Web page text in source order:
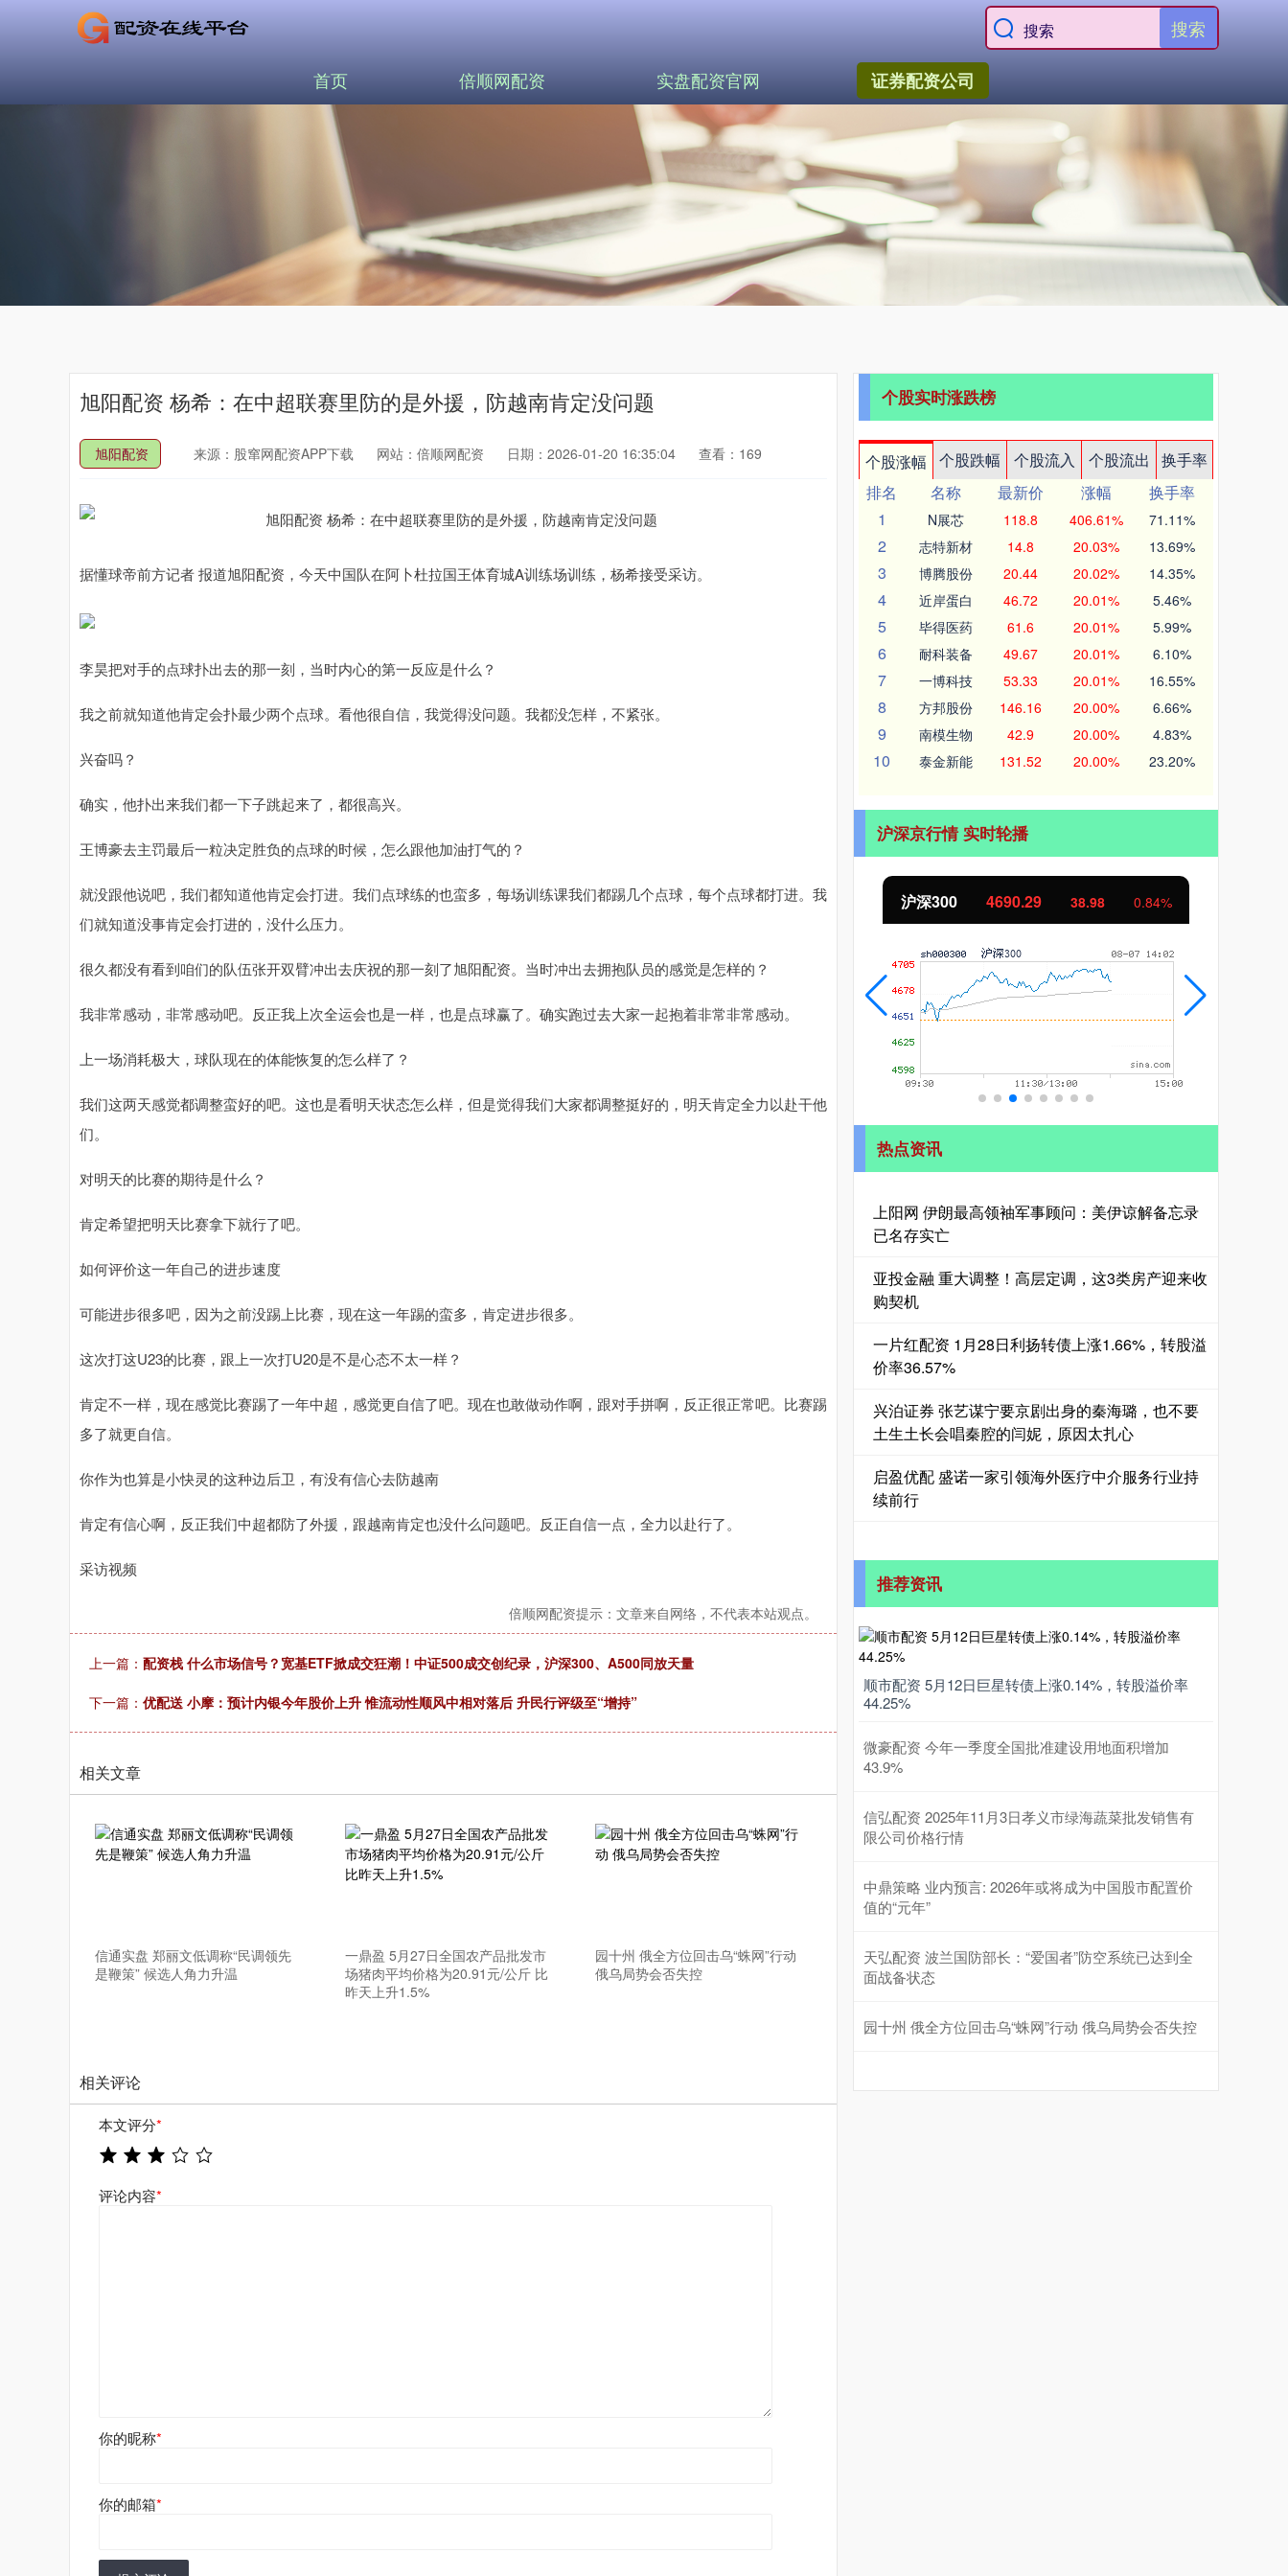
搜索
首页 倍顺网配资 实盘配资官网 证券配资公司
旭阳配资 杨希：在中超联赛里防的是外援，防越南肯定没问题
旭阳配资 来源：股窜网配资APP下载 网站：倍顺网配资 日期：2026-01-20 16:35:04 查看：169
据懂球帝前方记者 报道旭阳配资，今天中国队在阿卜杜拉国王体育城A训练场训练，杨希接受采访。
李昊把对手的点球扑出去的那一刻，当时内心的第一反应是什么？
我之前就知道他肯定会扑最少两个点球。看他很自信，我觉得没问题。我都没怎样，不紧张。
兴奋吗？
确实，他扑出来我们都一下子跳起来了，都很高兴。
王博豪去主罚最后一粒决定胜负的点球的时候，怎么跟他加油打气的？
就没跟他说吧，我们都知道他肯定会打进。我们点球练的也蛮多，每场训练课我们都踢几个点球，每个点球都打进。我
们就知道没事肯定会打进的，没什么压力。
很久都没有看到咱们的队伍张开双臂冲出去庆祝的那一刻了旭阳配资。当时冲出去拥抱队员的感觉是怎样的？
我非常感动，非常感动吧。反正我上次全运会也是一样，也是点球赢了。确实跑过去大家一起抱着非常非常感动。
上一场消耗极大，球队现在的体能恢复的怎么样了？
我们这两天感觉都调整蛮好的吧。这也是看明天状态怎么样，但是觉得我们大家都调整挺好的，明天肯定全力以赴干他
们。
对明天的比赛的期待是什么？
肯定希望把明天比赛拿下就行了吧。
如何评价这一年自己的进步速度
可能进步很多吧，因为之前没踢上比赛，现在这一年踢的蛮多，肯定进步很多。
这次打这U23的比赛，跟上一次打U20是不是心态不太一样？
肯定不一样，现在感觉比赛踢了一年中超，感觉更自信了吧。现在也敢做动作啊，跟对手拼啊，反正很正常吧。比赛踢
多了就更自信。
你作为也算是小快灵的这种边后卫，有没有信心去防越南
肯定有信心啊，反正我们中超都防了外援，跟越南肯定也没什么问题吧。反正自信一点，全力以赴行了。
采访视频
倍顺网配资提示：文章来自网络，不代表本站观点。
上一篇： 配资栈 什么市场信号？宽基ETF掀成交狂潮！中证500成交创纪录，沪深300、A500同放天量
下一篇： 优配送 小摩：预计内银今年股价上升 惟流动性顺风中相对落后 升民行评级至“增持”
相关文章
信通实盘 郑丽文低调称“民调领先
是鞭策” 候选人角力升温
一鼎盈 5月27日全国农产品批发市
场猪肉平均价格为20.91元/公斤 比
昨天上升1.5%
园十州 俄全方位回击乌“蛛网”行动
俄乌局势会否失控
相关评论
本文评分*
评论内容*
你的昵称*
你的邮箱*
个股实时涨跌榜
个股涨幅 个股跌幅 个股流入 个股流出
换手率
排名
名称 最新价 涨幅
换手率
1
N展芯 118.8 406.61% 71.11%
2 志特新材 14.8 20.03% 13.69%
3 博腾股份 20.44 20.02% 14.35%
4 近岸蛋白 46.72 20.01% 5.46%
5 毕得医药 61.6 20.01% 5.99%
6 耐科装备 49.67 20.01% 6.10%
7 一博科技 53.33 20.01% 16.55%
8 方邦股份 146.16 20.00% 6.66%
9 南模生物 42.9 20.00% 4.83%
10 泰金新能 131.52 20.00% 23.20%
沪深京行情 实时轮播
0.75% 深证成指 14300.87 190.75 1.35% 沪深300 4690.29 38.98 0.84% 北证50 1129.26 6.39 0.57%
热点资讯
上阳网 伊朗最高领袖军事顾问：美伊谅解备忘录
已名存实亡
亚投金融 重大调整！高层定调，这3类房产迎来收
购契机
一片红配资 1月28日利扬转债上涨1.66%，转股溢
价率36.57%
兴泊证券 张艺谋宁要京剧出身的秦海璐，也不要
土生土长会唱秦腔的闫妮，原因太扎心
启盈优配 盛诺一家引领海外医疗中介服务行业持
续前行
推荐资讯
顺市配资 5月12日巨星转债上涨0.14%，转股溢价率
44.25%
微豪配资 今年一季度全国批准建设用地面积增加
43.9%
信弘配资 2025年11月3日孝义市绿海蔬菜批发销售有
限公司价格行情
中鼎策略 业内预言: 2026年或将成为中国股市配置价
值的“元年”
天弘配资 波兰国防部长：“爱国者”防空系统已达到全
面战备状态
园十州 俄全方位回击乌“蛛网”行动 俄乌局势会否失控